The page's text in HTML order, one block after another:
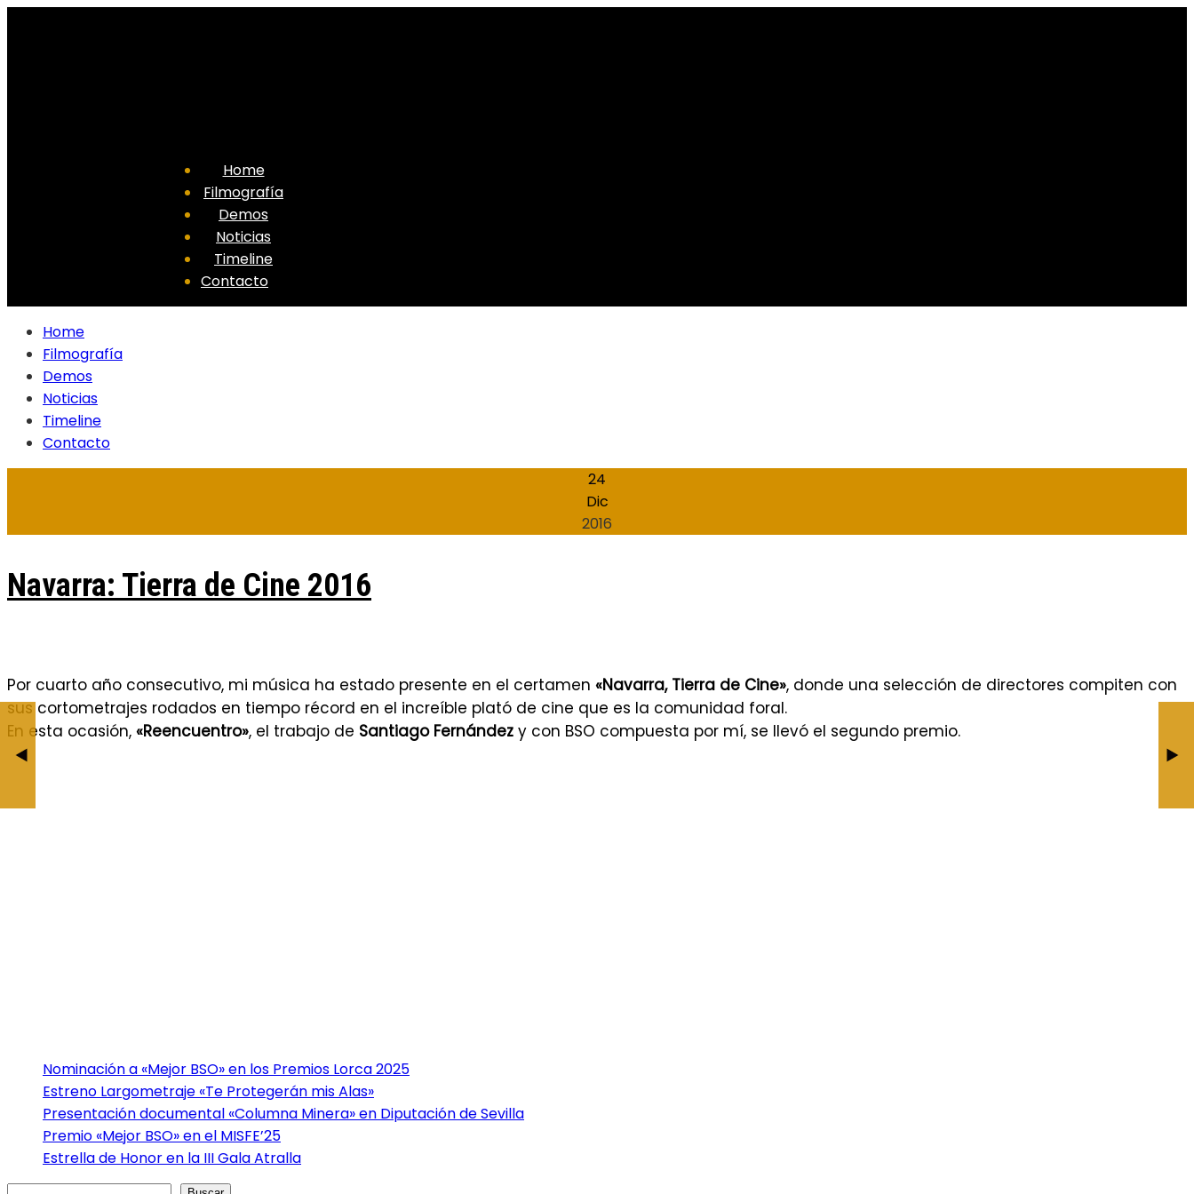
Home
Filmografía
Demos
Noticias
Timeline
Contacto
Home
Filmografía
Demos
Noticias
Timeline
Contacto
24
Dic
2016
Navarra: Tierra de Cine 2016
Por cuarto año consecutivo, mi música ha estado presente en el certamen «Navarra, Tierra de Cine», donde una selección de directores compiten con
sus cortometrajes rodados en tiempo récord en el increíble plató de cine que es la comunidad foral.
En esta ocasión, «Reencuentro», el trabajo de Santiago Fernández y con BSO compuesta por mí, se llevó el segundo premio.
Nominación a «Mejor BSO» en los Premios Lorca 2025
Estreno Largometraje «Te Protegerán mis Alas»
Presentación documental «Columna Minera» en Diputación de Sevilla
Premio «Mejor BSO» en el MISFE’25
Estrella de Honor en la III Gala Atralla
Estreno "Regretful" en Madrid GRACIAS 2016